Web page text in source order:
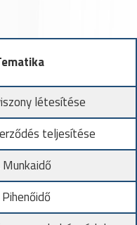
létesítése
teljesítése
Pihenőidő